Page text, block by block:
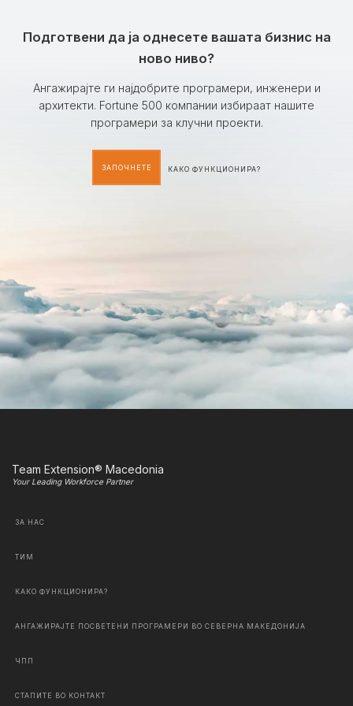
Подготвени да ја однесете вашата бизнис на
ново ниво?
Ангажирајте ги најдобрите програмери, инженери и
архитекти. Fortune 500 компании избираат нашите
програмери за клучни проекти.
ЗАПОЧНЕТЕ КАКО ФУНКЦИОНИРА?
Team Extension® Macedonia
Your Leading Workforce Partner
ЗА НАС
ТИМ
КАКО ФУНКЦИОНИРА?
АНГАЖИРАЈТЕ ПОСВЕТЕНИ ПРОГРАМЕРИ ВО СЕВЕРНА МАКЕДОНИЈА
ЧПП
СТАПИТЕ ВО КОНТАКТ